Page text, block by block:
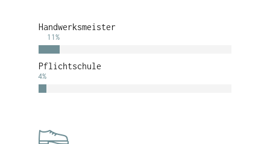
Handwerksmeister
11%
Pflichtschule
4%